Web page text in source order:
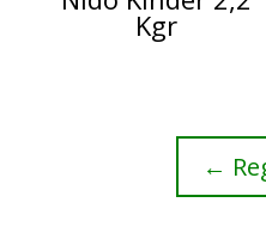
Kgr
←